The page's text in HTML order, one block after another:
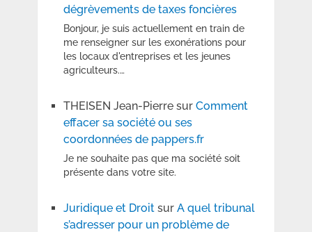
dégrèvements de taxes foncières
Bonjour, je suis actuellement en train de
me renseigner sur les exonérations pour
les locaux d'entreprises et les jeunes
agriculteurs.…
THEISEN Jean-Pierresur Comment
effacer sa société ou ses
coordonnées de pappers.fr
Je ne souhaite pas que ma société soit
présente dans votre site.
Juridique et Droitsur A quel tribunal
s’adresser pour un problème de